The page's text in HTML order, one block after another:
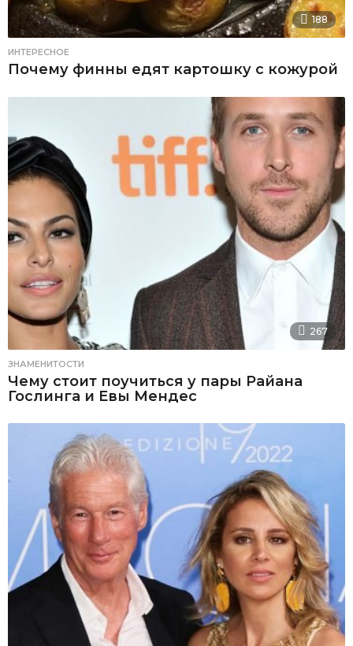
188
ИНТЕРЕСНОЕ
Почему финны едят картошку с кожурой
267
ЗНАМЕНИТОСТИ
Чему стоит поучиться у пары Райана
Гослинга и Евы Мендес